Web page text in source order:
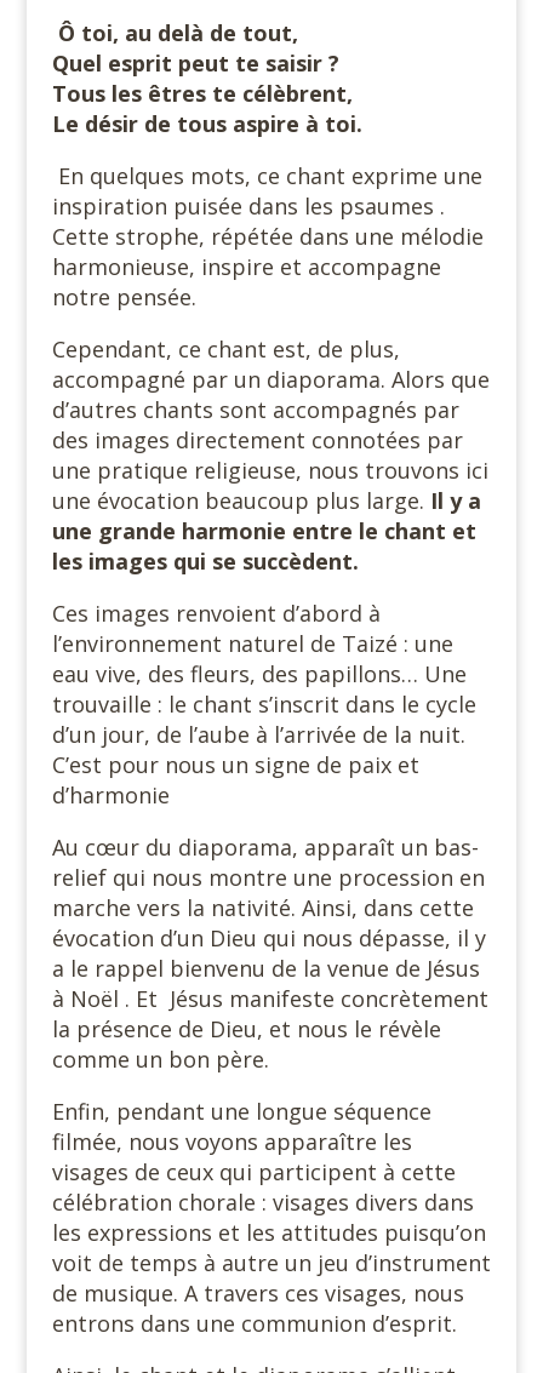
Ô toi, au delà de tout,
Quel esprit peut te saisir ?
Tous les êtres te célèbrent,
Le désir de tous aspire à toi.
En quelques mots, ce chant exprime une
inspiration puisée dans les psaumes .
Cette strophe, répétée dans une mélodie
harmonieuse, inspire et accompagne
notre pensée.
Cependant, ce chant est, de plus,
accompagné par un diaporama. Alors que
d’autres chants sont accompagnés par
des images directement connotées par
une pratique religieuse, nous trouvons ici
une évocation beaucoup plus large. Il y a
une grande harmonie entre le chant et
les images qui se succèdent.
Ces images renvoient d’abord à
l’environnement naturel de Taizé : une
eau vive, des fleurs, des papillons… Une
trouvaille : le chant s’inscrit dans le cycle
d’un jour, de l’aube à l’arrivée de la nuit.
C’est pour nous un signe de paix et
d’harmonie
Au cœur du diaporama, apparaît un bas-
relief qui nous montre une procession en
marche vers la nativité. Ainsi, dans cette
évocation d’un Dieu qui nous dépasse, il y
a le rappel bienvenu de la venue de Jésus
à Noël . Et Jésus manifeste concrètement
la présence de Dieu, et nous le révèle
comme un bon père.
Enfin, pendant une longue séquence
filmée, nous voyons apparaître les
visages de ceux qui participent à cette
célébration chorale : visages divers dans
les expressions et les attitudes puisqu’on
voit de temps à autre un jeu d’instrument
de musique. A travers ces visages, nous
entrons dans une communion d’esprit.